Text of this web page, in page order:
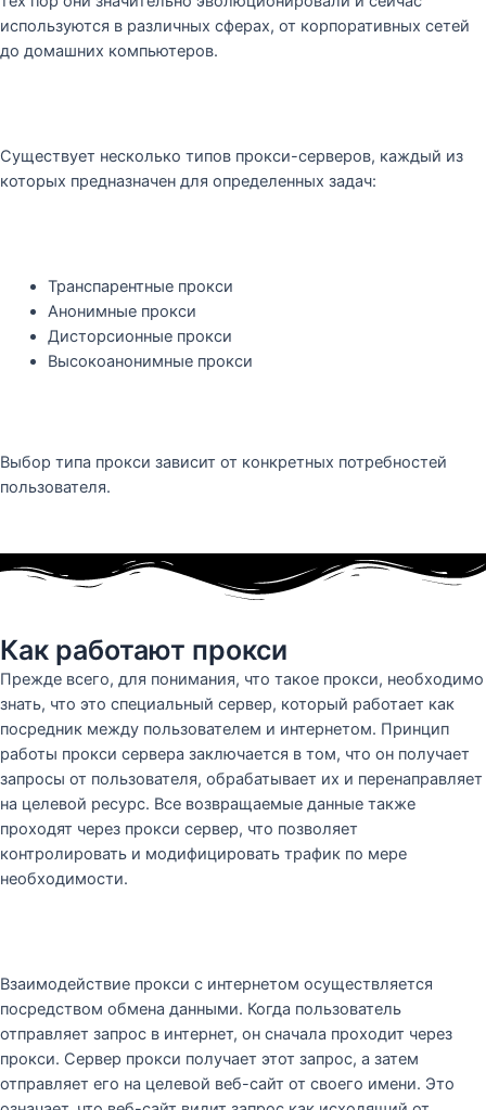
используются в различных сферах, от корпоративных сетей
до домашних компьютеров.
Существует несколько типов прокси-серверов, каждый из
которых предназначен для определенных задач:
Транспарентные прокси
Анонимные прокси
Дисторсионные прокси
Высокоанонимные прокси
Выбор типа прокси зависит от конкретных потребностей
пользователя.
Как работают прокси
Прежде всего, для понимания, что такое прокси, необходимо
знать, что это специальный сервер, который работает как
посредник между пользователем и интернетом. Принцип
работы прокси сервера заключается в том, что он получает
запросы от пользователя, обрабатывает их и перенаправляет
на целевой ресурс. Все возвращаемые данные также
проходят через прокси сервер, что позволяет
контролировать и модифицировать трафик по мере
необходимости.
Взаимодействие прокси с интернетом осуществляется
посредством обмена данными. Когда пользователь
отправляет запрос в интернет, он сначала проходит через
прокси. Сервер прокси получает этот запрос, а затем
отправляет его на целевой веб-сайт от своего имени. Это